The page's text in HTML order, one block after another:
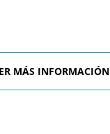
MÁS INFORMACIÓN